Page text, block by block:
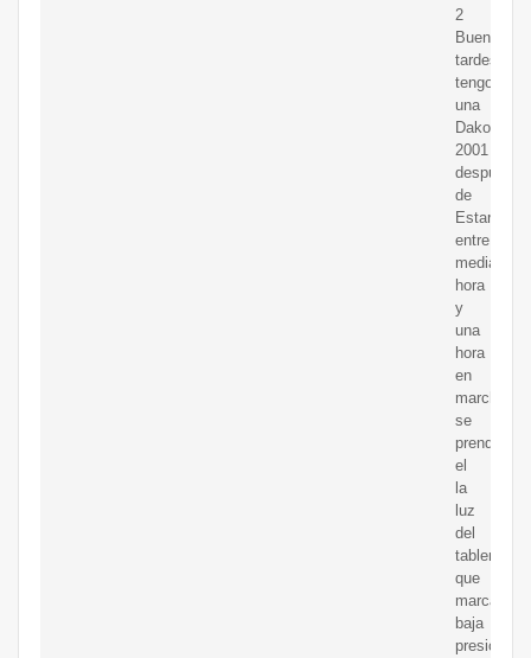
2
Buenas
tardes
tengo
una
Dakota
2001
después
de
Estar
entre
media
hora
y
una
hora
en
marcha
se
prende
el
la
luz
del
tablero
que
marca
baja
presión